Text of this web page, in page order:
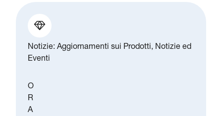
Notizie: Aggiornamenti sui Prodotti, Notizie ed
Eventi
O
R
A